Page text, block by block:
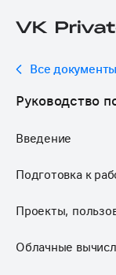
Все документы
Руководство
Введение
Подготовка к
Проекты,
Облачные